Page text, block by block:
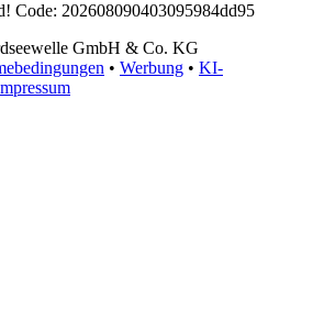
Code: 202608090403095984dd95
GmbH & Co. KG
• Werbung • KI-